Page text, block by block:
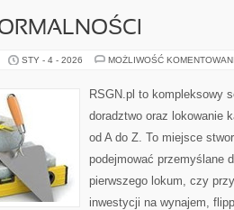
STY - 4 - 2026 MOŻLIWOŚĆ
RSGN.pl to kompleksowy
doradztwo oraz lokowanie
od A do Z. To miejsce
podejmować przemyślane
pierwszego lokum, czy
inwestycji na wynajem,